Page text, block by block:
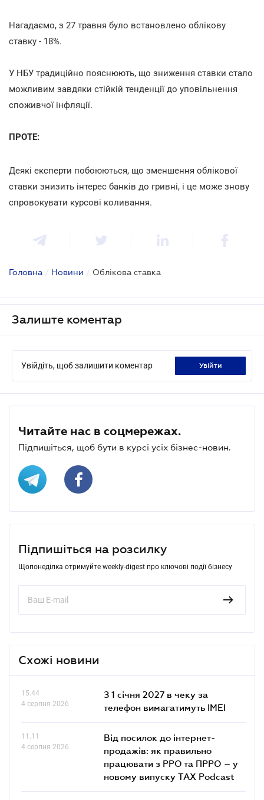
Нагадаємо, з 27 травня було встановлено облікову
ставку - 18%.
У НБУ традиційно пояснюють, що зниження ставки стало
можливим завдяки стійкій тенденції до уповільнення
споживчої інфляції.
ПРОТЕ:
Деякі експерти побоюються, що зменшення облікової
ставки знизить інтерес банків до гривні, і це може знову
спровокувати курсові коливання.
Головна / Новини / Облікова ставка
Залиште коментар
Увійдіть, щоб залишити коментар увійти
Читайте нас в соцмережах.
Підпишіться, щоб бути в курсі усіх бізнес-новин.
Підпишіться на розсилку
Щопонеділка отримуйте weekly-digest про ключові події бізнесу
Схожі новини
15.44
4 серпня 2026
З 1 січня 2027 в чеку за
телефон вимагатимуть IMEI
11.11
4 серпня 2026
Від посилок до інтернет-
продажів: як правильно
працювати з РРО та ПРРО – у
новому випуску TAX Podcast